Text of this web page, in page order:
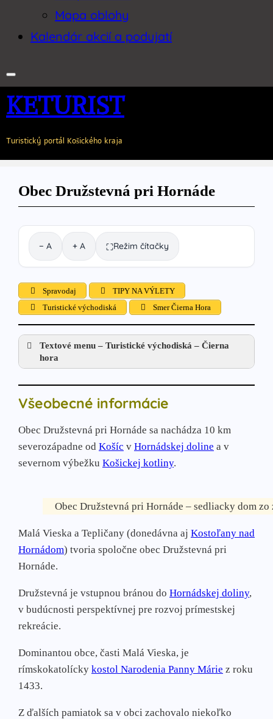
Mapa oblohy
Kalendár akcií a podujatí
KETURIST
Turistický portál Košického kraja
Obec Družstevná pri Hornáde
− A + A ⛶Režim čítačky
Spravodaj
TIPY NA VÝLETY
Turistické východiská
Smer Čierna Hora
Textové menu – Turistické východiská – Čierna
hora
Športovo-rekreačné strediská:
Ružín-Košické Hámre
Turistické oblasti Košíc
Stredisko Čermeľ
Stredisko Alpinka
MČ Kavečany, stredisko Hrešná
Obce:
Družstevná pri Hornáde
Jaklovce
Kostoľany nad Hornádom
Košická Belá
Kysak
Veľká Lodina
Všeobecné informácie
Obec Družstevná pri Hornáde sa nachádza 10 km
severozápadne od Košíc v Hornádskej doline a v
severnom výbežku Košickej kotliny.
Obec Družstevná pri Hornáde – sedliacky dom
Malá Vieska a Tepličany (donedávna aj Kostoľany nad
Hornádom) tvoria spoločne obec Družstevná pri
Hornáde.
Družstevná je vstupnou bránou do Hornádskej doliny,
v budúcnosti perspektívnej pre rozvoj prímestskej
rekreácie.
Dominantou obce, časti Malá Vieska, je
rímskokatolícky kostol Narodenia Panny Márie z roku
1433.
Z ďalších pamiatok sa v obci zachovalo niekoľko